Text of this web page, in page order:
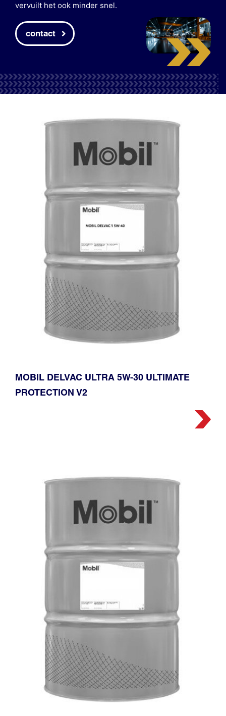
vervuilt het ook minder snel.
contact
MOBIL DELVAC ULTRA️ 5W-30 ULTIMATE
PROTECTION V2